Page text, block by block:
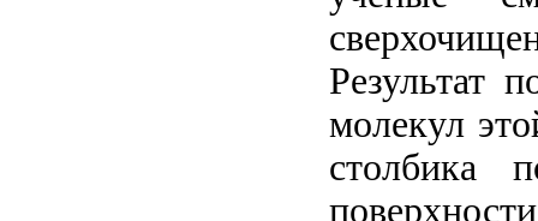
Результат
молекул
столбика